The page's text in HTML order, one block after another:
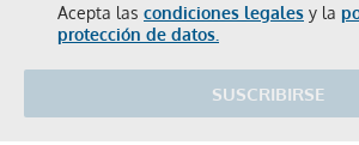
Acepta las condiciones legales y la
protección de datos.
SUSCRIBIRSE